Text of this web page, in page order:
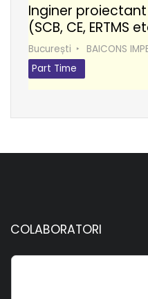
Inginer
(SCB, CE, ERTMS
București BAICONS
Part Time
COLABORATORI